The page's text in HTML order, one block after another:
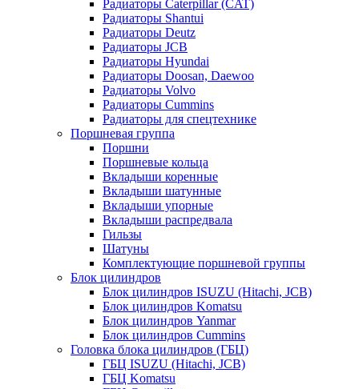
Радиаторы Caterpillar (CAT)
Радиаторы Shantui
Радиаторы Deutz
Радиаторы JCB
Радиаторы Hyundai
Радиаторы Doosan, Daewoo
Радиаторы Volvo
Радиаторы Cummins
Радиаторы для спецтехнике
Поршневая группа
Поршни
Поршневые кольца
Вкладыши коренные
Вкладыши шатунные
Вкладыши упорные
Вкладыши распредвала
Гильзы
Шатуны
Комплектующие поршневой группы
Блок цилиндров
Блок цилиндров ISUZU (Hitachi, JCB)
Блок цилиндров Komatsu
Блок цилиндров Yanmar
Блок цилиндров Cummins
Головка блока цилиндров (ГБЦ)
ГБЦ ISUZU (Hitachi, JCB)
ГБЦ Komatsu